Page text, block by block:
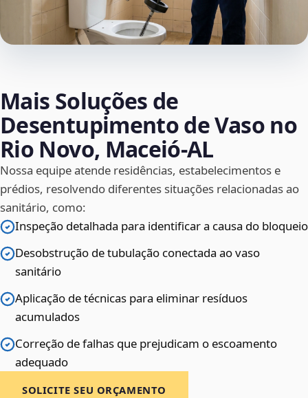
Mais Soluções de
Desentupimento de Vaso no
Rio Novo, Maceió‑AL
Nossa equipe atende residências, estabelecimentos e
prédios, resolvendo diferentes situações relacionadas ao
sanitário, como:
Inspeção detalhada para identificar a causa do bloqueio
Desobstrução de tubulação conectada ao vaso
sanitário
Aplicação de técnicas para eliminar resíduos
acumulados
Correção de falhas que prejudicam o escoamento
adequado
SOLICITE SEU ORÇAMENTO